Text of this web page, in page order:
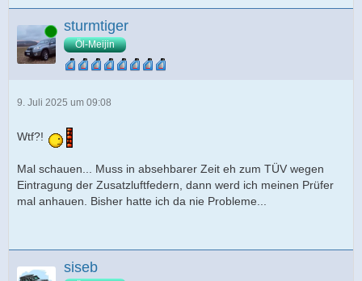
Online sturmtiger
Öl-Meijin
9. Juli 2025 um 09:08
Wtf?!
Mal schauen... Muss in absehbarer Zeit eh zum TÜV wegen
Eintragung der Zusatzluftfedern, dann werd ich meinen Prüfer
mal anhauen. Bisher hatte ich da nie Probleme...
siseb